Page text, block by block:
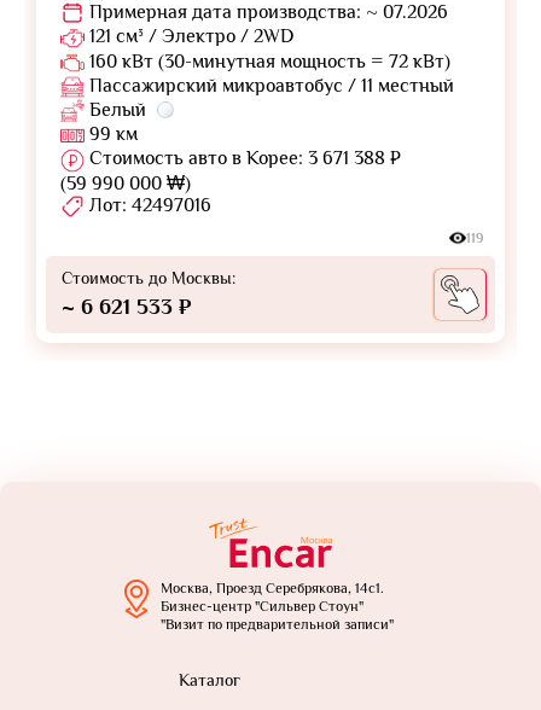
Примерная дата производства: ~ 07.2026
121 см³ / Электро / 2WD
160 кВт (30-минутная мощность = 72 кВт)
Пассажирский микроавтобус / 11 местный
Белый
99 км
Стоимость авто в Корее: 3 671 388 ₽
(59 990 000 ₩)
Лот: 42497016
119
Стоимость до Москвы:
~ 6 621 533 ₽
Москва, Проезд Серебрякова, 14с1.
Бизнес-центр "Сильвер Стоун"
"Визит по предварительной записи"
Каталог